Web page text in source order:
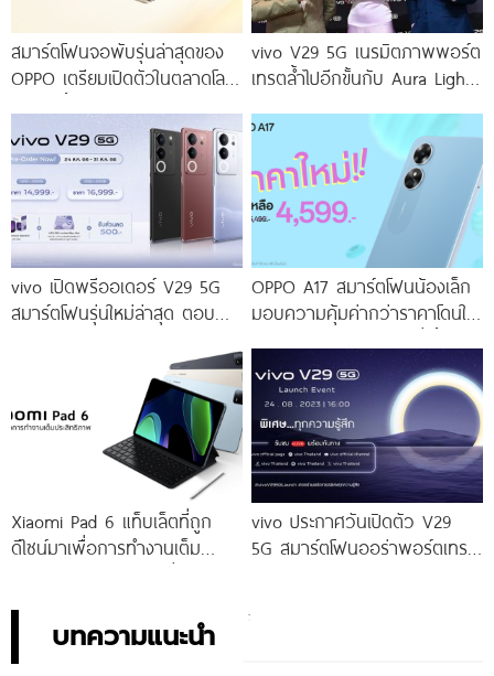
สมาร์ตโฟนจอพับรุ่นล่าสุดของ
OPPO เตรียมเปิดตัวในตลาดโลก
vivo V29 5G เนรมิตภาพพอร์ต
เทรตล้ำไปอีกขั้นกับ Aura Light
โดดเด่นด้วยสุนทรียศาสตร์แห่ง
vivo เปิดพรีออเดอร์ V29 5G
สมาร์ตโฟนรุ่นใหม่ล่าสุด ตอบ
ราคาเริ่มต้นเพียง 14,999 บาท
จัดเต็มกับโปรโมชันพิเศษก่อนใคร
OPPO A17 สมาร์ตโฟนน้องเล็ก
มอบความคุ้มค่ากว่าราคาโดนใจ
ราคาใหม่เพียง 4,599 บาท
เท่านั้น!
Xiaomi Pad 6 แท็บเล็ตที่ถูก
ดีไซน์มาเพื่อการทำงานเต็ม
vivo ประกาศวันเปิดตัว V29
5G สมาร์ตโฟนออร่าพอร์ตเทร
บทความแนะนำ